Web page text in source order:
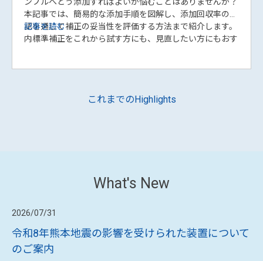
ICP-OESラボのあれこれ 第71回
ICP-OESで内標準補正を行う際、内標準元素を標準液やサ
本記事では、簡易的な添加手順を図解し、添加回収率の確
内標準補正をこれから試す方にも、見直したい方にもおす
すめです。